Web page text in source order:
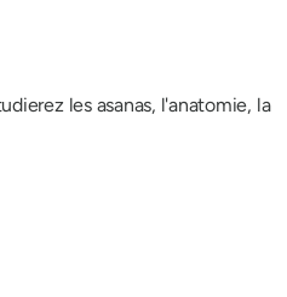
les asanas, l'anatomie, la